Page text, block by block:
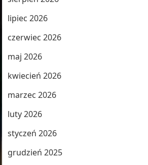
lipiec 2026
czerwiec 2026
maj 2026
kwiecień 2026
marzec 2026
luty 2026
styczeń 2026
grudzień 2025